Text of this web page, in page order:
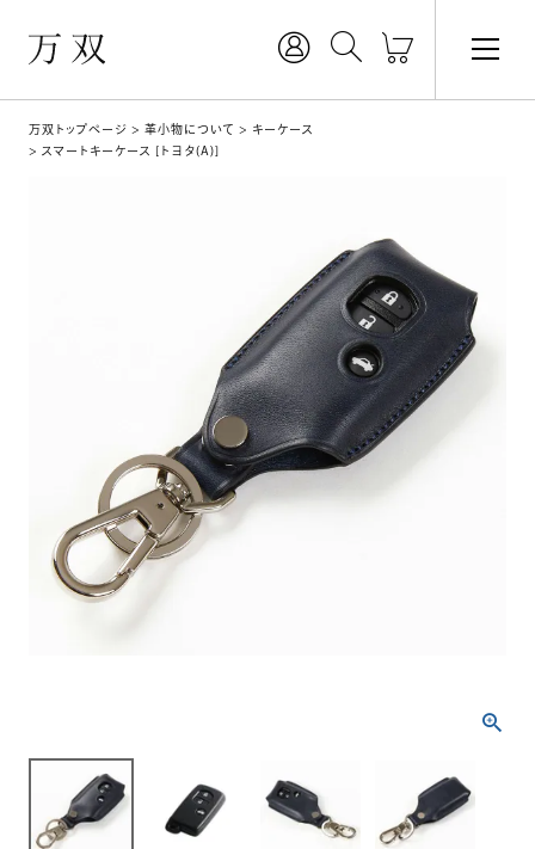
万双トップページ 革小物について
キーケース
スマートキーケース [トヨタ(A)]